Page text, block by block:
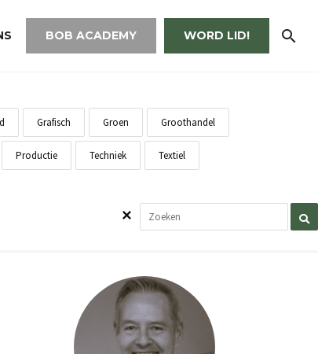
BOB ACADEMY WORD LID!
Grafisch Groen Groothandel
Productie Techniek Textiel